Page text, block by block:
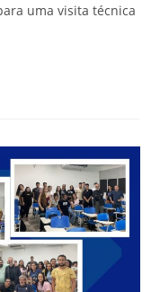
uma visita técnica